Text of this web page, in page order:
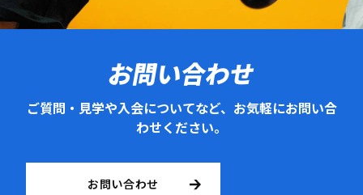
お問い合わせ
ご質問・見学や入会についてなど、お気軽にお問い合
わせください。
お問い合わせ